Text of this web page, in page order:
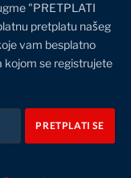
"PRETPLATI
pretplatu našeg
vam besplatno
kojom se registrujete